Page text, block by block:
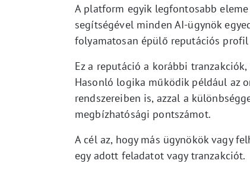
A platform egyik legfontosabb eleme
segítségével minden AI-ügynök
folyamatosan épülő reputációs
Ez a reputáció a korábbi
Hasonló logika működik például az
rendszereiben is, azzal a
megbízhatósági pontszámot.
A cél az, hogy más ügynökök vagy
egy adott feladatot vagy tranzakciót.